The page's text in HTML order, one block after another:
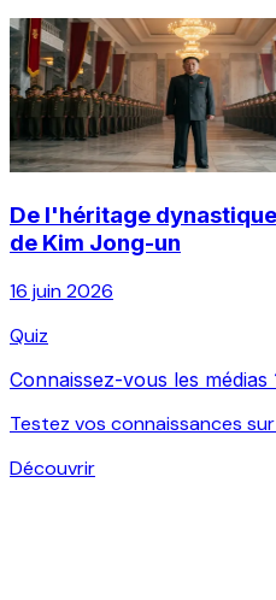
De l'héritage
de Kim Jong-un
16 juin 2026
Quiz
Connaissez-vous les médias
Testez vos connaissances
Découvrir